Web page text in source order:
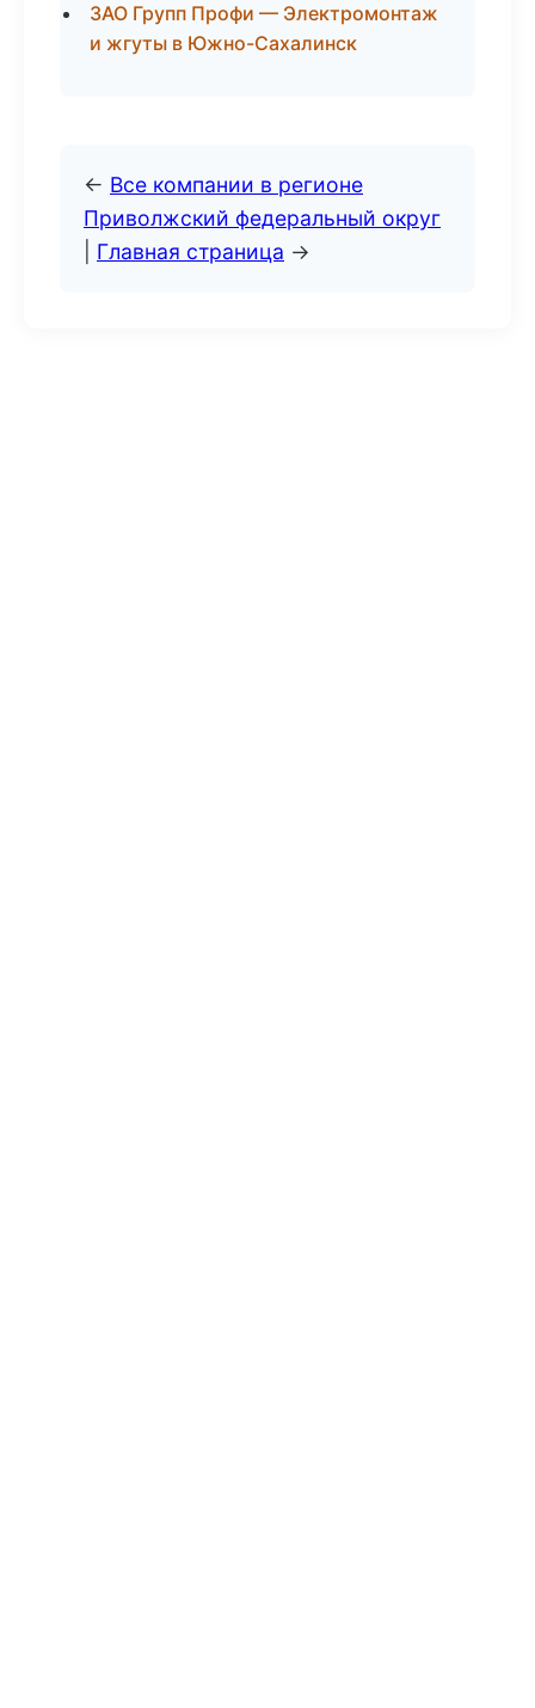
ЗАО Групп Профи — Электромонтаж
и жгуты в Южно-Сахалинск
← Все компании в регионе
Приволжский федеральный округ
Главная страница →